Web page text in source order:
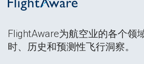
FlightAware为航空业的各个领
时、历史和预测性飞行洞察。